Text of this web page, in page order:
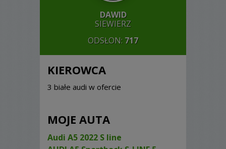
DAWID
SIEWIERZ
ODSŁON: 717
KIEROWCA
3 białe audi w ofercie
MOJE AUTA
Audi A5 2022 S line